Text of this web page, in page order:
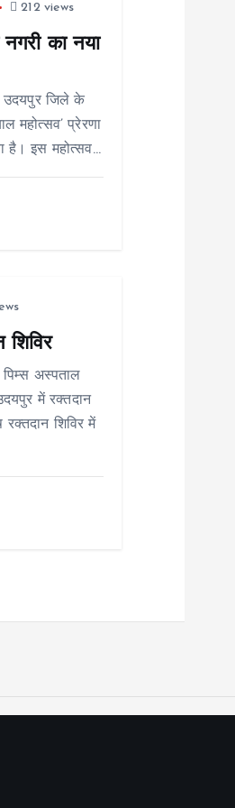
212 views
का नया
जिले के
महोत्सव’ प्रेरणा
है। इस महोत्सव…
शिविर
अस्पताल
में रक्तदान
शिविर में